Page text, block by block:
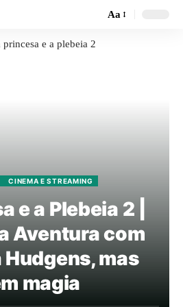
Aa
CINEMA E STREAMING
e a Plebeia 2 |
Aventura com
mas
magia